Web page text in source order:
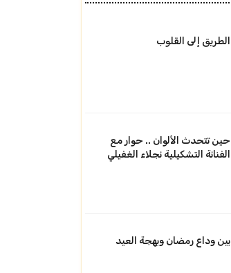
الطريق إلى القلوب
حين تتحدث الألوان .. حوار مع
الفنانة التشكيلية نجلاء الغفيلي
بين وداع رمضان وبهجة العيد